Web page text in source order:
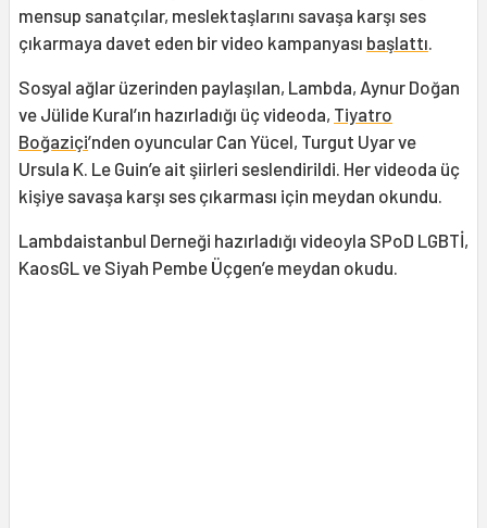
mensup sanatçılar, meslektaşlarını savaşa karşı ses
çıkarmaya davet eden bir video kampanyası başlattı.
Sosyal ağlar üzerinden paylaşılan, Lambda, Aynur Doğan
ve Jülide Kural’ın hazırladığı üç videoda, Tiyatro
Boğaziçi’nden oyuncular Can Yücel, Turgut Uyar ve
Ursula K. Le Guin’e ait şiirleri seslendirildi. Her videoda üç
kişiye savaşa karşı ses çıkarması için meydan okundu.
Lambdaistanbul Derneği hazırladığı videoyla SPoD LGBTİ,
KaosGL ve Siyah Pembe Üçgen’e meydan okudu.